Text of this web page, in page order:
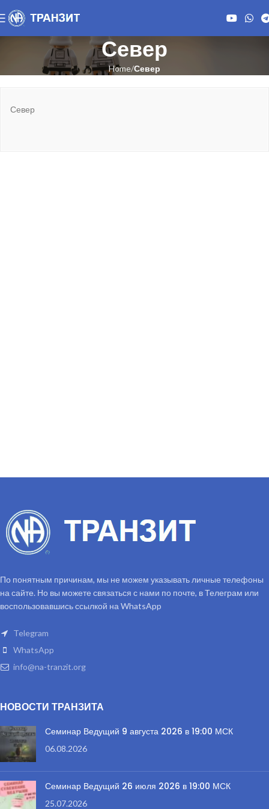
Север
Home Север
Север
По понятным причинам, мы не можем указывать личные телефоны
на сайте. Но вы можете связаться с нами по почте, в Телеграм или
воспользовавшись ссылкой на WhatsApp
Telegram
WhatsApp
info@na-tranzit.org
НОВОСТИ ТРАНЗИТА
Семинар Ведущий 9 августа 2026 в 19:00 МСК
06.08.2026
Семинар Ведущий 26 июля 2026 в 19:00 МСК
25.07.2026